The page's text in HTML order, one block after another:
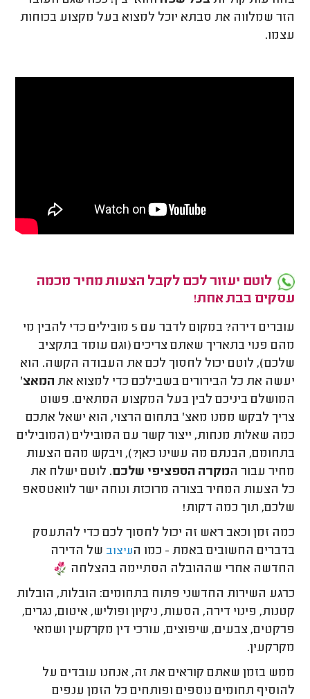
הזר שמלווה את סבתא יוכל למצוא בעל מקצוע בכוחות
עצמו.
לוטם יעזור לכם לקבל הצעות מחיר מכמה
עסקים בבת אחת!
עוברים דירה? במקום לדבר עם 5 מובילים כדי להבין מי
מהם פנוי בתאריך שאתם צריכים (וגם עומד בתקציב
שלכם), לוטם יכול לחסוך לכם את העבודה הקשה. הוא
יעשה את כל הבירורים בשבילכם כדי למצוא את המאצ'
המושלם ביניכם לבין בעל המקצוע המתאים. פשוט
צריך לבקש ממנו מאצ' בתחום הרצוי, הוא ישאל אתכם
כמה שאלות מנחות, ייצור קשר עם המובילים (המובילים
בתחומם, הבנתם מה עשינו כאן?), ויבקש מהם הצעות
מחיר עבור המקרה הספציפי שלכם. לוטם ישלח את
כל הצעות המחיר בצורה מרוכזת ונוחה ישר לוואטסאפ
שלכם, תוך כמה דקות!
כמה זמן וכאב ראש זה יכול לחסוך לכם כדי להתעסק
בדברים החשובים באמת - כמו העיצוב של הדירה
החדשה אחרי שההובלה הסתיימה בהצלחה
כרגע השירות החדשני פתוח בתחומים: הובלות, הובלות
קטנות, פינוי דירה, הסעות, ניקיון ופוליש, איטום, נגרים,
פרקטים, צבעים, שיפוצים, עורכי דין מקרקעין ושמאי
מקרקעין.
ממש בזמן שאתם קוראים את זה, אנחנו עובדים על
להוסיף תחומים נוספים ופותחים כל הזמן ענפים